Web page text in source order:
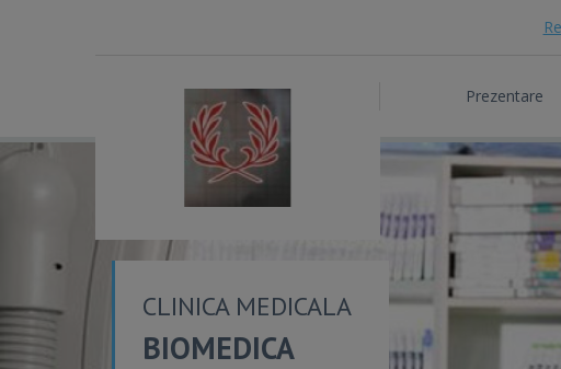
Prezentare
CLINICA MEDICALA
BIOMEDICA